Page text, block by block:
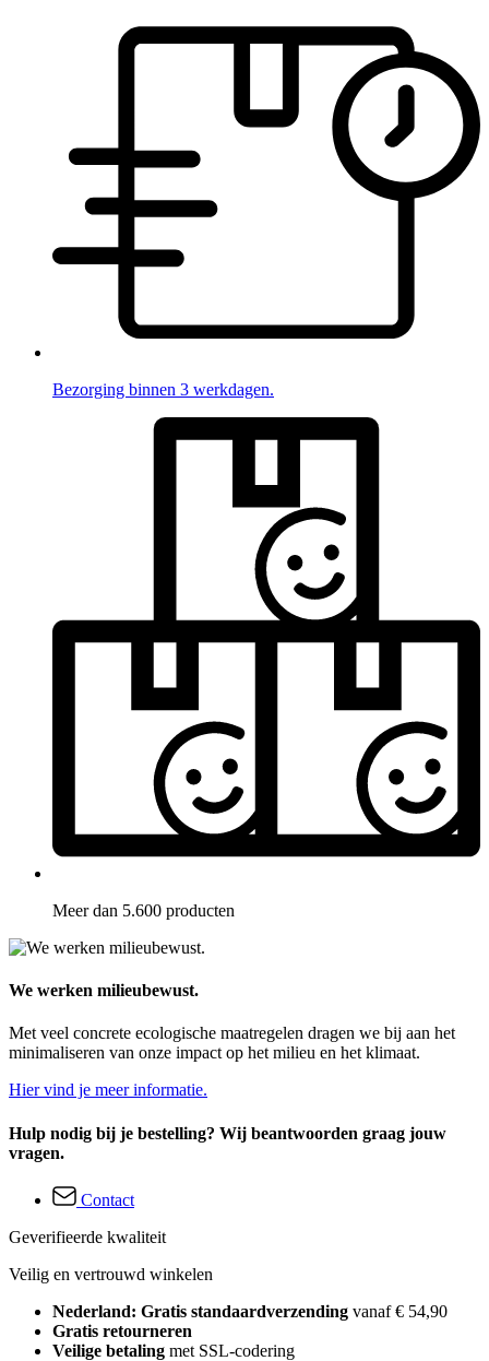
Bezorging binnen 3 werkdagen.
Meer dan 5.600 producten
We werken milieubewust.
Met veel concrete ecologische maatregelen dragen we bij aan het
minimaliseren van onze impact op het milieu en het klimaat.
Hier vind je meer informatie.
Hulp nodig bij je bestelling? Wij beantwoorden graag jouw
vragen.
Contact
Geverifieerde kwaliteit
Veilig en vertrouwd winkelen
Nederland: Gratis standaardverzending vanaf € 54,90
Gratis retourneren
Veilige betaling met SSL-codering